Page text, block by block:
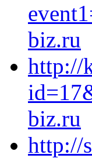
biz.ru
http://
biz.ru
http://